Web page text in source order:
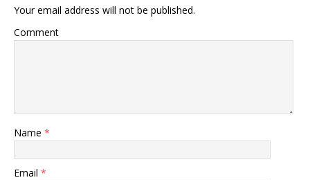
Your email address will not be published.
Comment
Name *
Email *